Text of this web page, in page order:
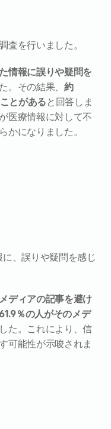
査を行いました。
情報に誤りや疑問を
。その結果、 約
とがある と回答しま
医療情報に対して不
かになりました。
、誤りや疑問を感じ
ディアの記事を避け
％の人がそのメデ
た。これにより、信
可能性が示唆されま